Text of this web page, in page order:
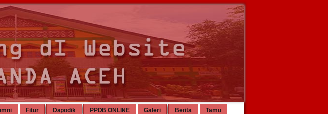
Fitur Dapodik PPDB ONLINE Galeri Berita Tamu